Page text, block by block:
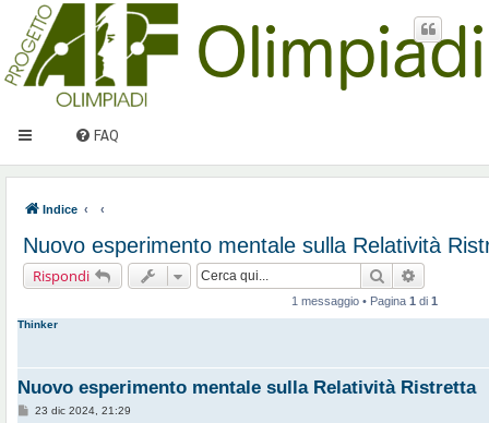
FAQ
Indice
Nuovo esperimento mentale sulla Relatività
Rispondi Cerca
1 messaggio • Pagina 1 di 1
Thinker
Nuovo esperimento mentale sulla Relatività Ristretta
M23 dic 2024, 21:29